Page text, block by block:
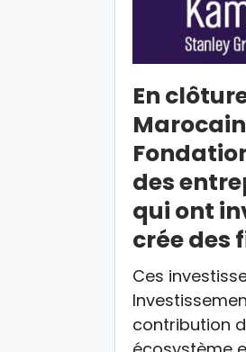
En
des
qui ont
crée des
Ces
contribution